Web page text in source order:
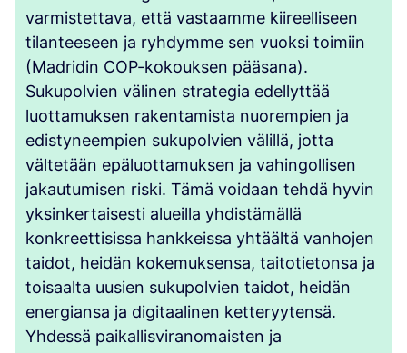
varmistettava, että vastaamme kiireelliseen
tilanteeseen ja ryhdymme sen vuoksi toimiin
(Madridin COP-kokouksen pääsana).
Sukupolvien välinen strategia edellyttää
luottamuksen rakentamista nuorempien ja
edistyneempien sukupolvien välillä, jotta
vältetään epäluottamuksen ja vahingollisen
jakautumisen riski. Tämä voidaan tehdä hyvin
yksinkertaisesti alueilla yhdistämällä
konkreettisissa hankkeissa yhtäältä vanhojen
taidot, heidän kokemuksensa, taitotietonsa ja
toisaalta uusien sukupolvien taidot, heidän
energiansa ja digitaalinen ketteryytensä.
Yhdessä paikallisviranomaisten ja